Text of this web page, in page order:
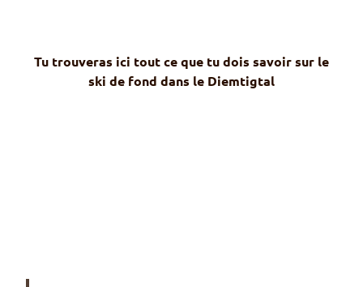
Tu trouveras ici tout ce que tu dois savoir sur le
ski de fond dans le Diemtigtal